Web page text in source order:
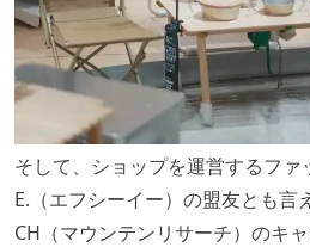
そして、ショップを運営するファ
E.（エフシーイー）の盟友とも言
CH（マウンテンリサーチ）のキ